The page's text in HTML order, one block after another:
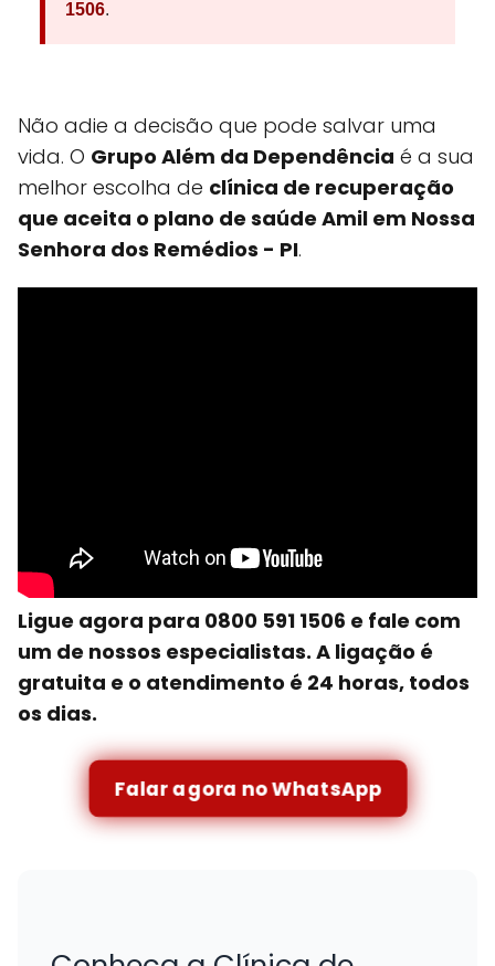
1506.
Não adie a decisão que pode salvar uma
vida. O Grupo Além da Dependência é a sua
melhor escolha de clínica de recuperação
que aceita o plano de saúde Amil em Nossa
Senhora dos Remédios - PI.
Ligue agora para 0800 591 1506 e fale com
um de nossos especialistas. A ligação é
gratuita e o atendimento é 24 horas, todos
os dias.
Falar agora no WhatsApp